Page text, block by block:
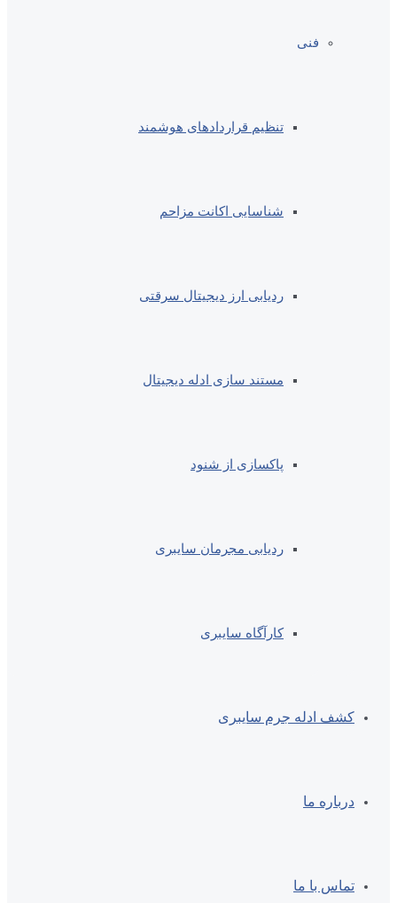
فنی
تنظیم قراردادهای هوشمند
شناسایی اکانت مزاحم
ردیابی ارز دیجیتال سرقتی
مستند سازی ادله دیجیتال
پاکسازی از شنود
ردیابی مجرمان سایبری
کارآگاه سایبری
کشف ادله جرم سایبری
درباره ما
تماس با ما